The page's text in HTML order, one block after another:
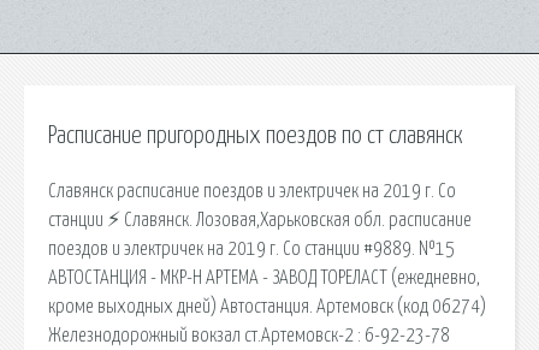
Расписание пригородных поездов по ст славянск
Славянск расписание поездов и электричек на 2019 г. Со
станции ⚡ Славянск. Лозовая,Харьковская обл. расписание
поездов и электричек на 2019 г. Со станции #9889. №15
АВТОСТАНЦИЯ - МКР-Н АРТЕМА - ЗАВОД ТОРЕЛАСТ (ежедневно,
кроме выходных дней) Автостанция. Артемовск (код 06274)
Железнодорожный вокзал ст.Артемовск-2 : 6-92-23-78